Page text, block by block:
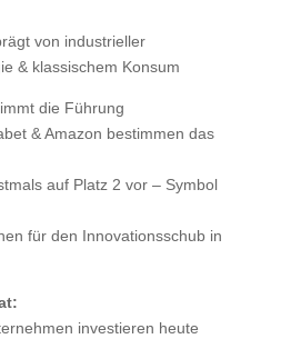
von industrieller
& klassischem Konsum
die Führung
& Amazon bestimmen das
auf Platz 2 vor – Symbol
für den Innovationsschub in
investieren heute